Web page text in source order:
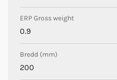
ERP Gross weight
0.9
Bredd (mm)
200